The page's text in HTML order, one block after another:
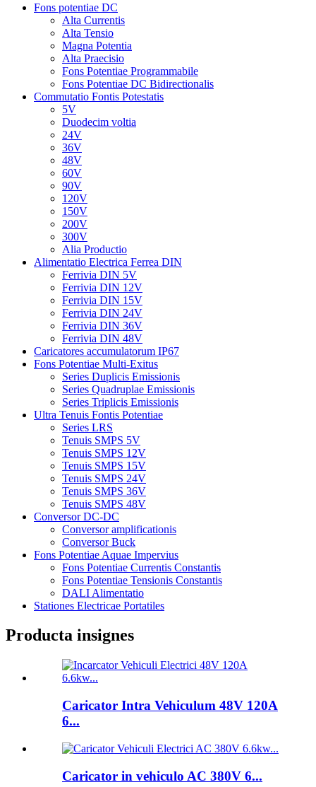
Fons potentiae DC
Alta Currentis
Alta Tensio
Magna Potentia
Alta Praecisio
Fons Potentiae Programmabile
Fons Potentiae DC Bidirectionalis
Commutatio Fontis Potestatis
5V
Duodecim voltia
24V
36V
48V
60V
90V
120V
150V
200V
300V
Alia Productio
Alimentatio Electrica Ferrea DIN
Ferrivia DIN 5V
Ferrivia DIN 12V
Ferrivia DIN 15V
Ferrivia DIN 24V
Ferrivia DIN 36V
Ferrivia DIN 48V
Caricatores accumulatorum IP67
Fons Potentiae Multi-Exitus
Series Duplicis Emissionis
Series Quadruplae Emissionis
Series Triplicis Emissionis
Ultra Tenuis Fontis Potentiae
Series LRS
Tenuis SMPS 5V
Tenuis SMPS 12V
Tenuis SMPS 15V
Tenuis SMPS 24V
Tenuis SMPS 36V
Tenuis SMPS 48V
Conversor DC-DC
Conversor amplificationis
Conversor Buck
Fons Potentiae Aquae Impervius
Fons Potentiae Currentis Constantis
Fons Potentiae Tensionis Constantis
DALI Alimentatio
Stationes Electricae Portatiles
Producta insignes
Caricator Intra Vehiculum 48V 120A
6...
Caricator in vehiculo AC 380V 6...